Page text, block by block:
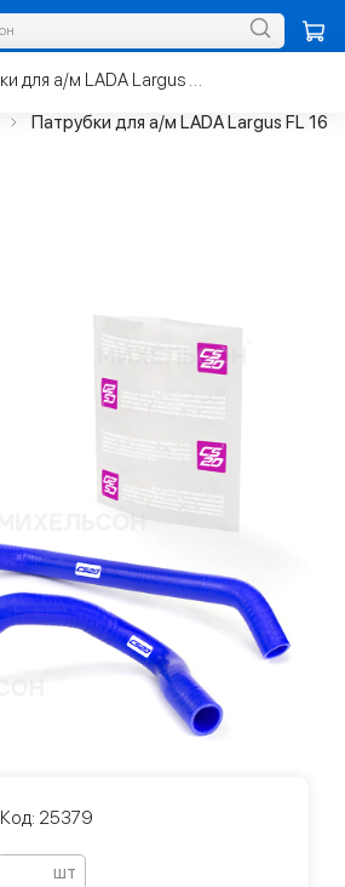
Патрубки для а/м LADA Largus FL
Код: 25379
шт